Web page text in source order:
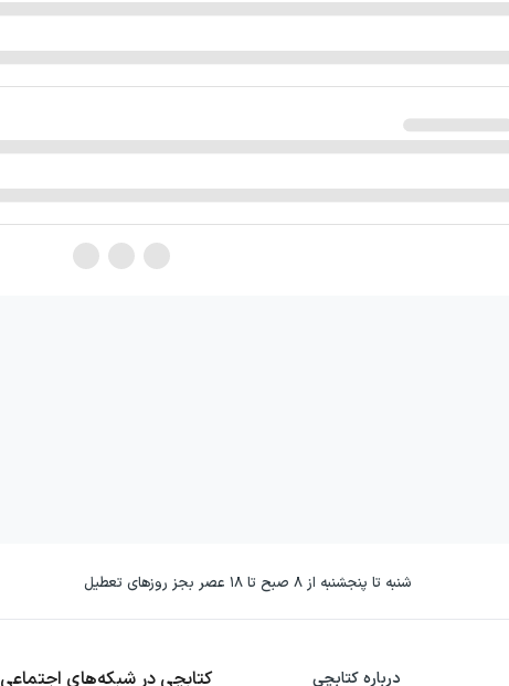
شنبه تا پنجشنبه از ۸ صبح تا ۱۸ عصر بجز روزهای تعطیل
درباره کتابچی کتابچی در شبکه‌های اجتماعی